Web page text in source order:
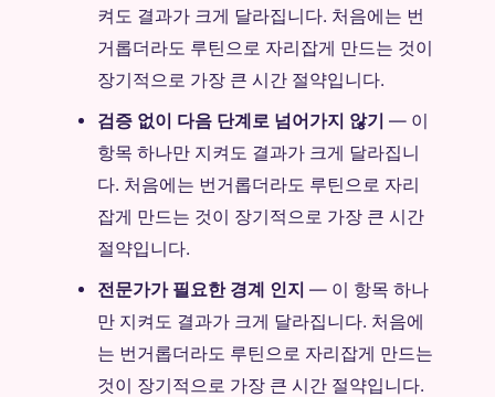
켜도 결과가 크게 달라집니다. 처음에는 번
거롭더라도 루틴으로 자리잡게 만드는 것이
장기적으로 가장 큰 시간 절약입니다.
검증 없이 다음 단계로 넘어가지 않기 — 이
항목 하나만 지켜도 결과가 크게 달라집니
다. 처음에는 번거롭더라도 루틴으로 자리
잡게 만드는 것이 장기적으로 가장 큰 시간
절약입니다.
전문가가 필요한 경계 인지 — 이 항목 하나
만 지켜도 결과가 크게 달라집니다. 처음에
는 번거롭더라도 루틴으로 자리잡게 만드는
것이 장기적으로 가장 큰 시간 절약입니다.